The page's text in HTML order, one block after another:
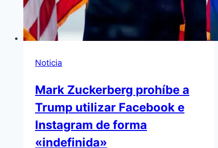
Noticia
Mark Zuckerberg prohíbe a
Trump utilizar Facebook e
Instagram de forma
«indefinida»